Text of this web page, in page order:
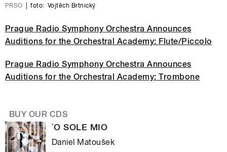
PRSO foto: Vojtěch Brtnický
Prague Radio Symphony Orchestra Announces
Auditions for the Orchestral Academy: Flute/Piccolo
Prague Radio Symphony Orchestra Announces
Auditions for the Orchestral Academy: Trombone
BUY OUR CDS
´O SOLE MIO
Daniel Matoušek